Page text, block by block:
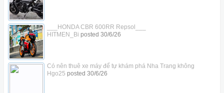
___HONDA CBR 600RR Repsol___
HITMEN_Bi posted 30/6/26
Có nên thuê xe máy để tự khám phá Nha Trang không
Hgo25 posted 30/6/26